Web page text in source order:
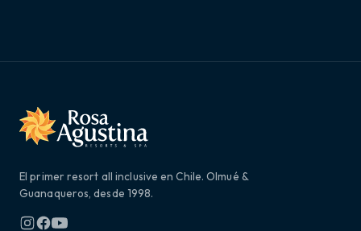
El primer resort all inclusive en Chile. Olmué &
Guanaqueros, desde 1998.